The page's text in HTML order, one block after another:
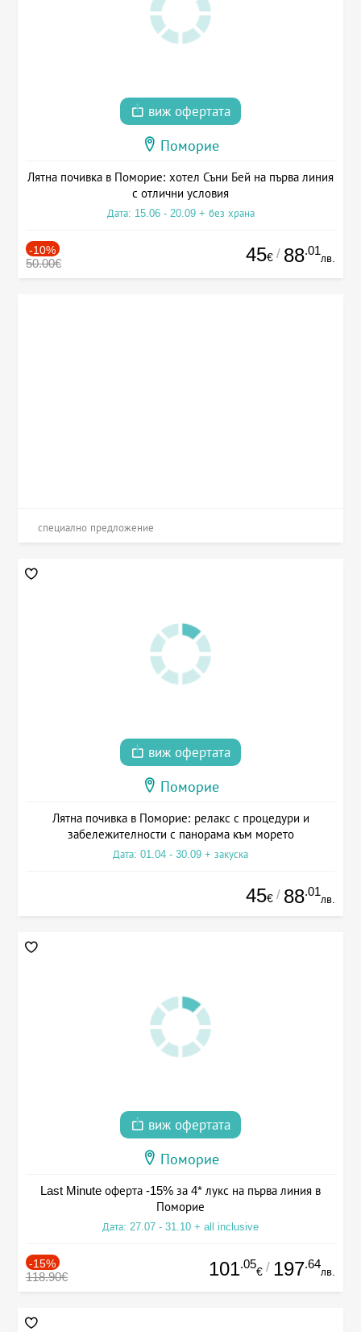
виж офертата
Поморие
Лятна почивка в Поморие: хотел Съни Бей на първа линия
с отлични условия
Дата: 15.06 - 20.09 + без храна
-10%
50.00€ 45€ / 88.01
лв.
специално предложение
виж офертата
Поморие
Лятна почивка в Поморие: релакс с процедури и
забележителности с панорама към морето
Дата: 01.04 - 30.09 + закуска
45€ / 88.01
лв.
виж офертата
Поморие
Last Minute оферта -15% за 4* лукс на първа линия в
Поморие
Дата: 27.07 - 31.10 + all inclusive
-15%
118.90€ 101.05
€ / 197.64
лв.